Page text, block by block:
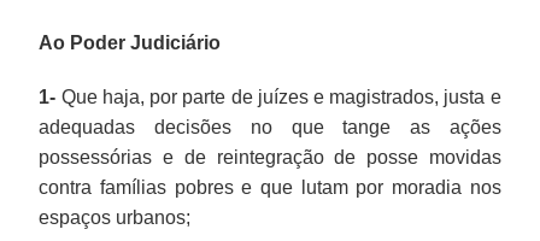
Ao Poder Judiciário
1- Que haja, por parte de juízes e magistrados, justa e
adequadas decisões no que tange as ações
possessórias e de reintegração de posse movidas
contra famílias pobres e que lutam por moradia nos
espaços urbanos;